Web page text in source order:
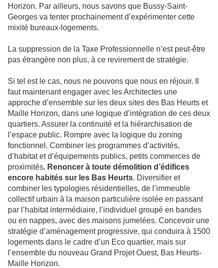
Horizon. Par ailleurs, nous savons que Bussy-Saint-
Georges va tenter prochainement d’expérimenter cette
mixité bureaux-logements.
La suppression de la Taxe Professionnelle n’est peut-être
pas étrangère non plus, à ce revirement de stratégie.
Si tel est le cas, nous ne pouvons que nous en réjouir. Il
faut maintenant engager avec les Architectes une
approche d’ensemble sur les deux sites des Bas Heurts et
Maille Horizon, dans une logique d’intégration de ces deux
quartiers. Assurer la continuité et la hiérarchisation de
l’espace public. Rompre avec la logique du zoning
fonctionnel. Combiner les programmes d’activités,
d’habitat et d’équipements publics, petits commerces de
proximités. Renoncer à toute démolition d’édifices
encore habités sur les Bas Heurts. Diversifier et
combiner les typologies résidentielles, de l’immeuble
collectif urbain à la maison particulière isolée en passant
par l’habitat intermédiaire, l’individuel groupé en bandes
ou en nappes, avec des maisons jumelées. Concevoir une
stratégie d’aménagement progressive, qui conduira à 1500
logements dans le cadre d’un Eco quartier, mais sur
l’ensemble du nouveau Grand Projet Ouest, Bas Heurts-
Maille Horizon.